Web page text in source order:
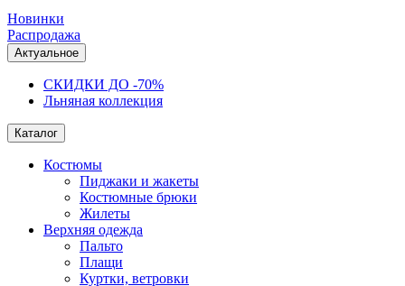
Новинки
Распродажа
Актуальное
СКИДКИ ДО -70%
Льняная коллекция
Каталог
Костюмы
Пиджаки и жакеты
Костюмные брюки
Жилеты
Верхняя одежда
Пальто
Плащи
Куртки, ветровки